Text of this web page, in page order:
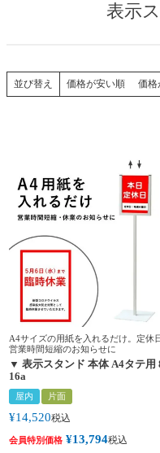
表示
並び替え 価格が安い順 価格
A4サイズの用紙を入れるだけ。定休
営業時間短縮のお知らせに
▼ 表示スタンド 本体 A4タテ用
16a
屋内 片面
¥14,520税込
会員特別価格 ¥13,794税込